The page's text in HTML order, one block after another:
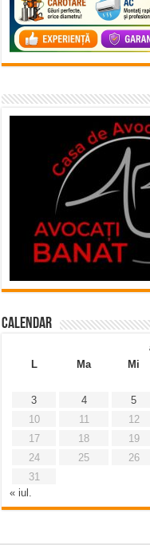
Calendar
L
Ma Mi
3
4 5
10
11 12
17
18 19
24
25 26
31
« iul.